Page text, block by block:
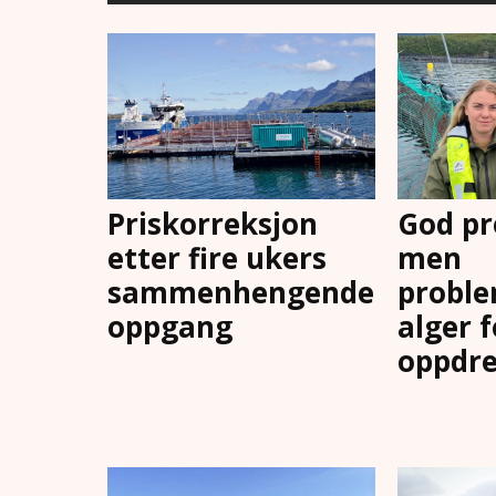
Priskorreksjon
etter fire ukers
sammenhengende
oppgang
God
men
alger